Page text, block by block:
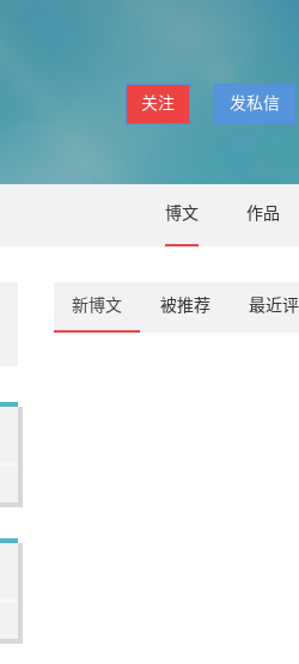
关注 发私信
博文 作品
新博文 被推荐 最近